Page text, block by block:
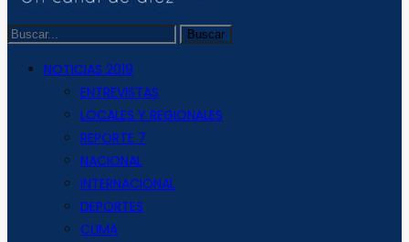
NOTICIAS 2019
ENTREVISTAS
LOCALES Y REGIONALES
REPORTE 7
NACIONAL
INTERNACIONAL
DEPORTES
CLIMA